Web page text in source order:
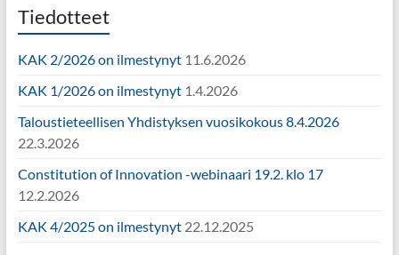
Tiedotteet
KAK 2/2026 on ilmestynyt11.6.2026
KAK 1/2026 on ilmestynyt1.4.2026
Taloustieteellisen Yhdistyksen vuosikokous 8.4.2026
22.3.2026
Constitution of Innovation -webinaari 19.2. klo 17
12.2.2026
KAK 4/2025 on ilmestynyt22.12.2025